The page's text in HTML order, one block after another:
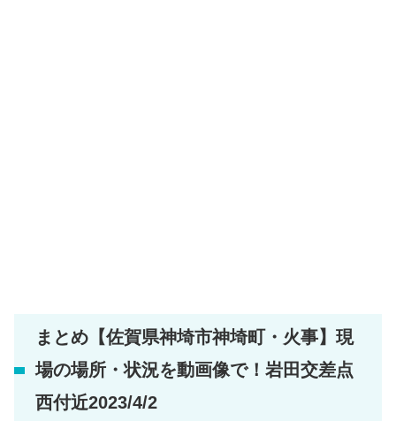
まとめ【佐賀県神埼市神埼町・火事】現
場の場所・状況を動画像で！岩田交差点
西付近2023/4/2